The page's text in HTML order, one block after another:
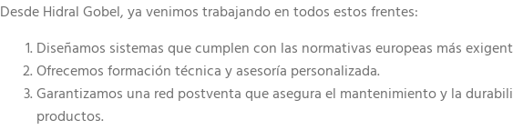
Desde Hidral Gobel, ya venimos trabajando en todos estos frentes:
Diseñamos sistemas que cumplen con las normativas europeas más
Ofrecemos formación técnica y asesoría personalizada.
Garantizamos una red postventa que asegura el mantenimiento y la
productos.